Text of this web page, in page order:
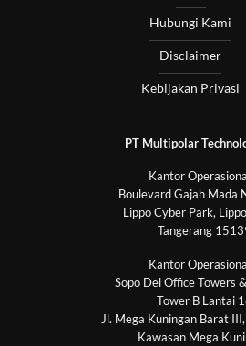
Hubungi Kami
Disclaimer
Kebijakan Privasi
PT Multipolar
Kantor
Boulevard Gajah Mada
Lippo Cyber Park,
Tangerang
Kantor
Sopo Del Office Towers
Tower B Lantai
Jl. Mega Kuningan Barat
Kawasan Mega